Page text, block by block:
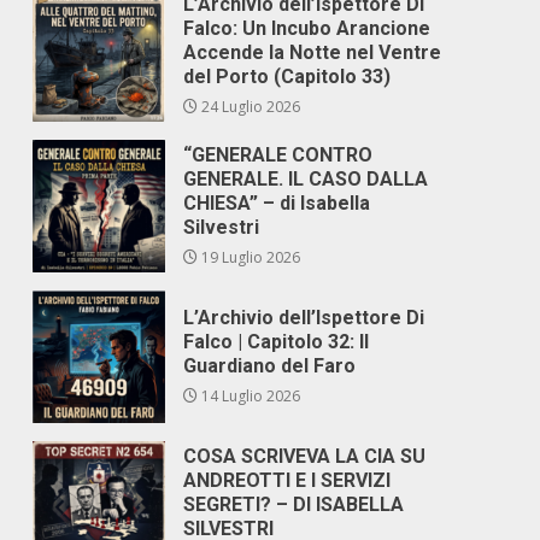
Falco: Un Incubo Arancione
Accende la Notte nel Ventre
del Porto (Capitolo 33)
24 Luglio 2026
“GENERALE CONTRO
GENERALE. IL CASO DALLA
CHIESA” – di Isabella
Silvestri
19 Luglio 2026
L’Archivio dell’Ispettore Di
Falco | Capitolo 32: Il
Guardiano del Faro
14 Luglio 2026
COSA SCRIVEVA LA CIA SU
ANDREOTTI E I SERVIZI
SEGRETI? – DI ISABELLA
SILVESTRI